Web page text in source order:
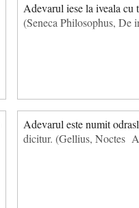
Adevarul iese la iveala cu
(Seneca Philosophus, De
Adevarul este numit
dicitur. (Gellius, Noctes